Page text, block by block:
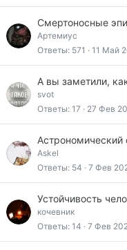
Смертоносные
Артемиус
Ответы 571 11 Май
А вы заметили,
svot
Ответы 17 27 Фев
Askel
Ответы 54 7 Фев
Устойчивость
кочевник
Ответы 14 7 Фев